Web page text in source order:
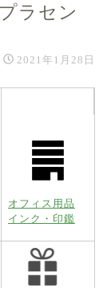
ラセン
2021年1月28日
オフィス用品
インク・印鑑